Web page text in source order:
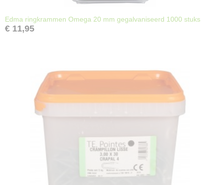
Edma ringkrammen Omega 20 mm gegalvaniseerd 1000 stuks
€ 11,95